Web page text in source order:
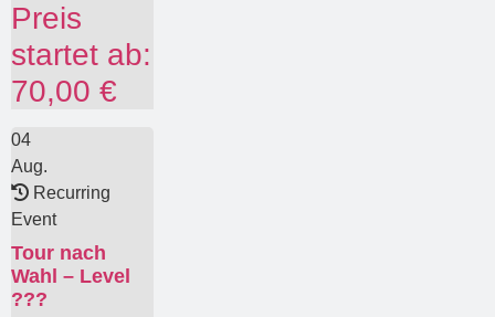
Preis
startet ab:
70,00 €
04
Aug.
Recurring
Event
Tour nach
Wahl – Level
???